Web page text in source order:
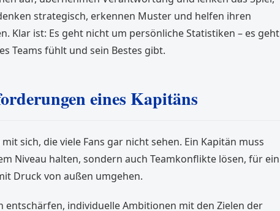
strategisch, erkennen Muster und helfen ihren
Klar ist: Es geht nicht um persönliche Statistiken – es geht
Teams fühlt und sein Bestes gibt.
eines Kapitäns
sich, die viele Fans gar nicht sehen. Ein Kapitän muss
Niveau halten, sondern auch Teamkonflikte lösen, für ein
Druck von außen umgehen.
entschärfen, individuelle Ambitionen mit den Zielen der